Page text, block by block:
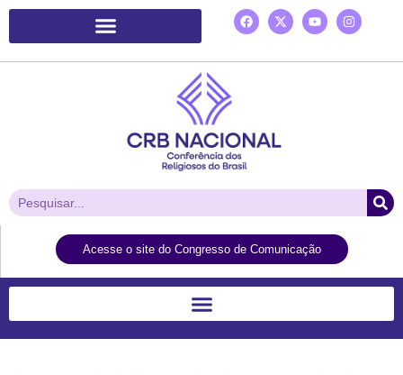
Acesse o site do Congresso de Comunicação